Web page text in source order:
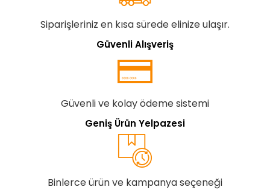
Siparişleriniz en kısa sürede elinize ulaşır.
Güvenli Alışveriş
Güvenli ve kolay ödeme sistemi
Geniş Ürün Yelpazesi
Binlerce ürün ve kampanya seçeneği